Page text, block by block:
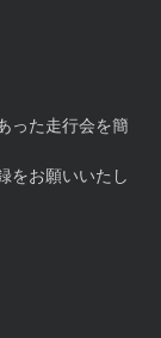
った走行会を簡
をお願いいたし